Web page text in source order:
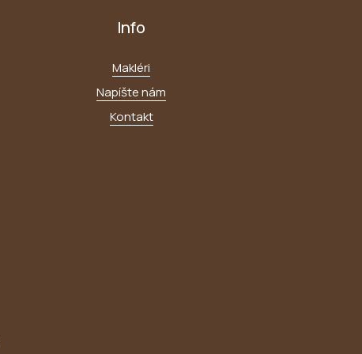
Info
Makléri
Napíšte nám
Kontakt